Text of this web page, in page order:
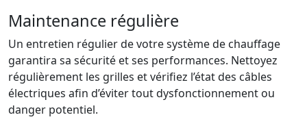
Maintenance régulière
Un entretien régulier de votre système de chauffage
garantira sa sécurité et ses performances. Nettoyez
régulièrement les grilles et vérifiez l’état des câbles
électriques afin d’éviter tout dysfonctionnement ou
danger potentiel.